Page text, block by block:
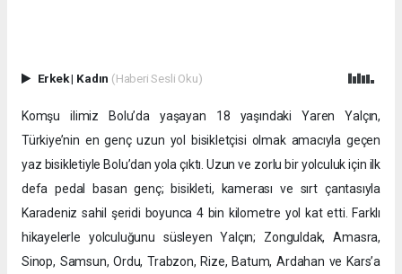
Erkek| Kadın (Haberi Sesli Oku)
Komşu ilimiz Bolu’da yaşayan 18 yaşındaki Yaren Yalçın,
Türkiye’nin en genç uzun yol bisikletçisi olmak amacıyla geçen
yaz bisikletiyle Bolu’dan yola çıktı. Uzun ve zorlu bir yolculuk için ilk
defa pedal basan genç; bisikleti, kamerası ve sırt çantasıyla
Karadeniz sahil şeridi boyunca 4 bin kilometre yol kat etti. Farklı
hikayelerle yolculuğunu süsleyen Yalçın; Zonguldak, Amasra,
Sinop, Samsun, Ordu, Trabzon, Rize, Batum, Ardahan ve Kars’a